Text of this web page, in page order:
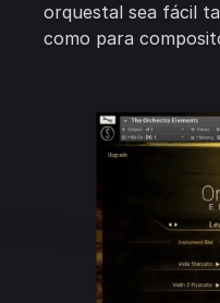
orquestal sea fácil
como para